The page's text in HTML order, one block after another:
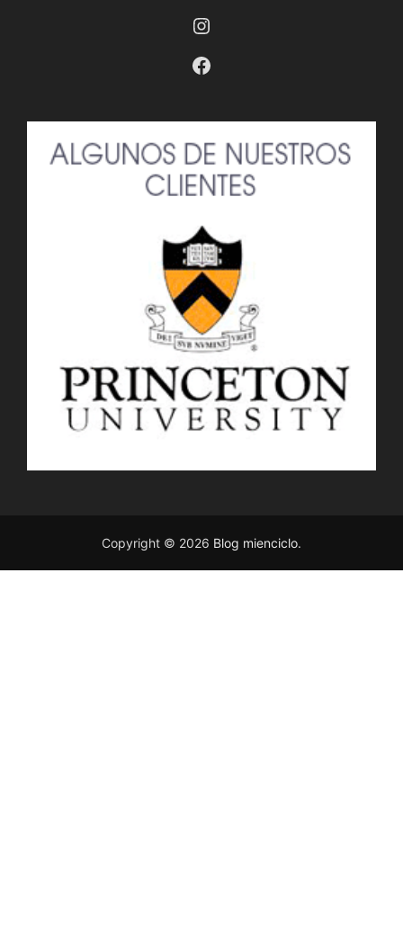
Instagram
Facebook
Copyright © 2026 Blog mienciclo.